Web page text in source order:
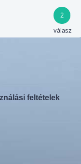
2
válasz
feltételek